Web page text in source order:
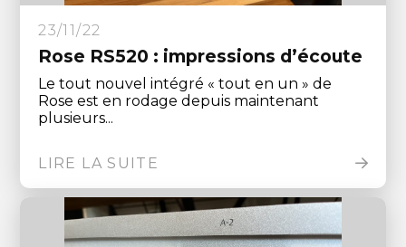
23/11/22
Rose RS520 : impressions d’écoute
Le tout nouvel intégré « tout en un » de
Rose est en rodage depuis maintenant
plusieurs...
LIRE LA SUITE